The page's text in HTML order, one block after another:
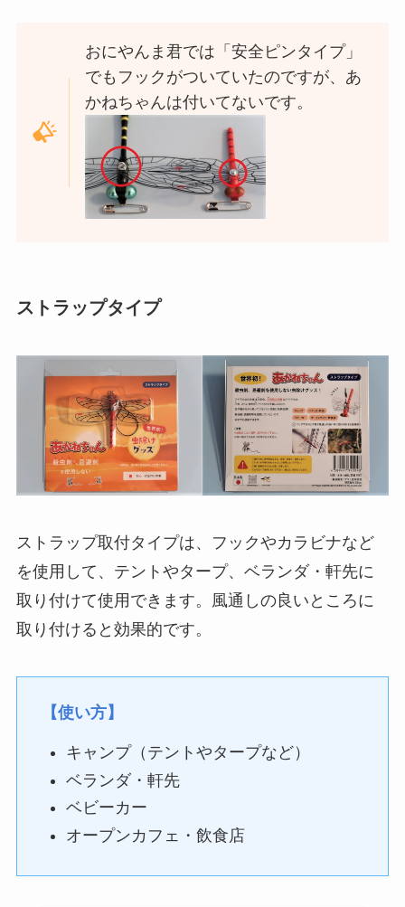
おにやんま君では「安全ピンタイプ」
でもフックがついていたのですが、あ
かねちゃんは付いてないです。
ストラップタイプ
ストラップ取付タイプは、フックやカラビナなど
を使用して、テントやタープ、ベランダ・軒先に
取り付けて使用できます。風通しの良いところに
取り付けると効果的です。
【使い方】
キャンプ（テントやタープなど）
ベランダ・軒先
ベビーカー
オープンカフェ・飲食店